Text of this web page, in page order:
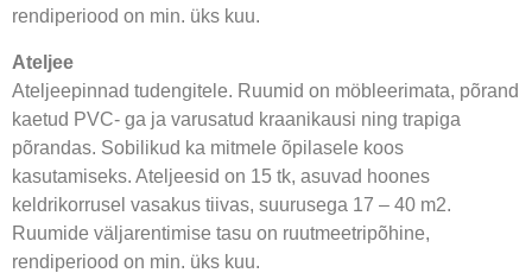
rendiperiood on min. üks kuu.
Ateljee
Ateljeepinnad tudengitele. Ruumid on möbleerimata, põrand
kaetud PVC- ga ja varusatud kraanikausi ning trapiga
põrandas. Sobilikud ka mitmele õpilasele koos
kasutamiseks. Ateljeesid on 15 tk, asuvad hoones
keldrikorrusel vasakus tiivas, suurusega 17 – 40 m2.
Ruumide väljarentimise tasu on ruutmeetripõhine,
rendiperiood on min. üks kuu.